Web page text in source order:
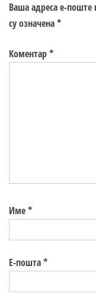
Ваша адреса е-поште
су означена*
Коментар*
Име*
Е-пошта*